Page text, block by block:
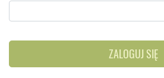
ZALOGUJ SIĘ